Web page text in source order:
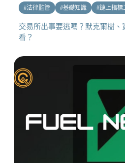
#法律監管 #基礎知識 #鏈上指標
交易所出事要逃嗎？默克爾樹
看？